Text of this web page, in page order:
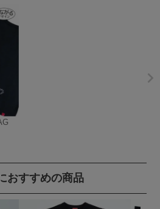
おすすめの商品